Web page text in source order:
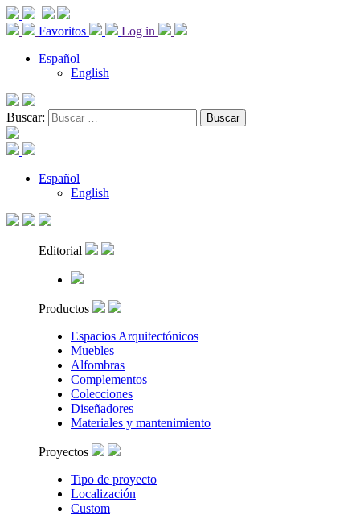
Favoritos
Log in
Español
English
Buscar:
Español
English
Editorial
Productos
Espacios Arquitectónicos
Muebles
Alfombras
Complementos
Colecciones
Diseñadores
Materiales y mantenimiento
Proyectos
Tipo de proyecto
Localización
Custom